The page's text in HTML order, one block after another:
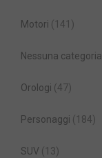
Motori (141)
Nessuna categoria
Orologi (47)
Personaggi (184)
SUV (13)